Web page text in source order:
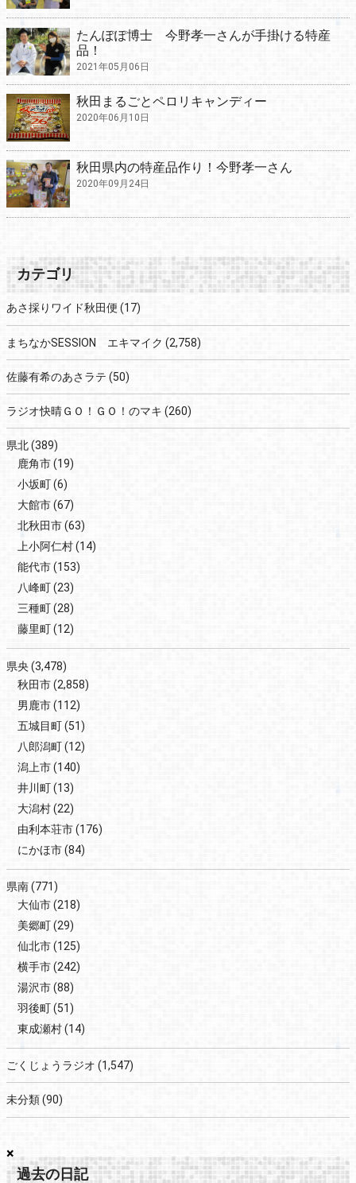
×
たんぽぽ博士 今野孝一さんが手掛ける特産
品！
2021年05月06日
秋田まるごとペロリキャンディー
2020年06月10日
秋田県内の特産品作り！今野孝一さん
2020年09月24日
カテゴリ
あさ採りワイド秋田便 (17)
まちなかSESSION エキマイク (2,758)
佐藤有希のあさラテ (50)
ラジオ快晴ＧＯ！ＧＯ！のマキ (260)
県北(389)
鹿角市(19)
小坂町(6)
大館市(67)
北秋田市(63)
上小阿仁村(14)
能代市(153)
八峰町(23)
三種町(28)
藤里町(12)
県央(3,478)
秋田市(2,858)
男鹿市(112)
五城目町(51)
八郎潟町(12)
潟上市(140)
井川町(13)
大潟村(22)
由利本荘市(176)
にかほ市(84)
県南(771)
大仙市(218)
美郷町(29)
仙北市(125)
横手市(242)
湯沢市(88)
羽後町(51)
東成瀬村(14)
ごくじょうラジオ (1,547)
未分類(90)
過去の日記